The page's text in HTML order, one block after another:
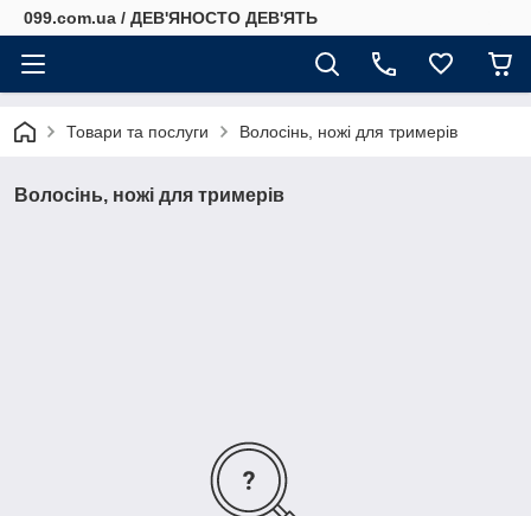
099.com.ua / ДЕВ'ЯНОСТО ДЕВ'ЯТЬ
Товари та послуги Волосінь, ножі для тримерів
Волосінь, ножі для тримерів